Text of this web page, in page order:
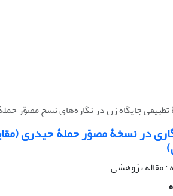
جایگاه زن در نگاره‌های نسخ مصوّر
در نسخۀ مصوّر حملۀ حیدری
: مقاله پژوهشی